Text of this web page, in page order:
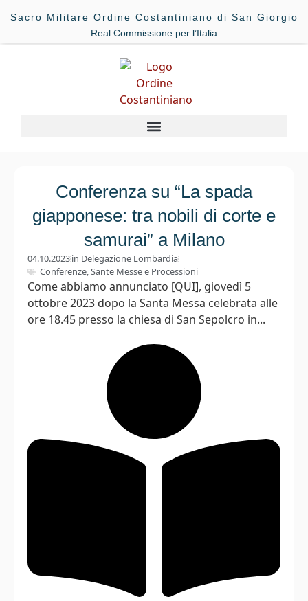
Sacro Militare Ordine Costantiniano di San Giorgio
Real Commissione per l’Italia
Conferenza su “La spada
giapponese: tra nobili di corte e
samurai” a Milano
04.10.2023in Delegazione Lombardia
Conferenze,Sante Messe e Processioni
Come abbiamo annunciato [QUI], giovedì 5
ottobre 2023 dopo la Santa Messa celebrata alle
ore 18.45 presso la chiesa di San Sepolcro in...